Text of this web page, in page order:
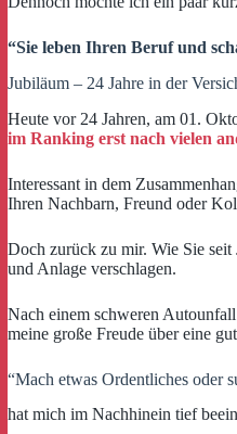
“Sie leben Ihren Beruf und
Jubiläum – 24 Jahre in der
Heute vor 24 Jahren, am 01.
im Ranking erst nach vielen
Interessant in dem
Ihren Nachbarn, Freund oder
Doch zurück zu mir. Wie Sie seit
und Anlage verschlagen.
Nach einem schweren
meine große Freude über eine
“Mach etwas Ordentliches oder
hat mich im Nachhinein tief